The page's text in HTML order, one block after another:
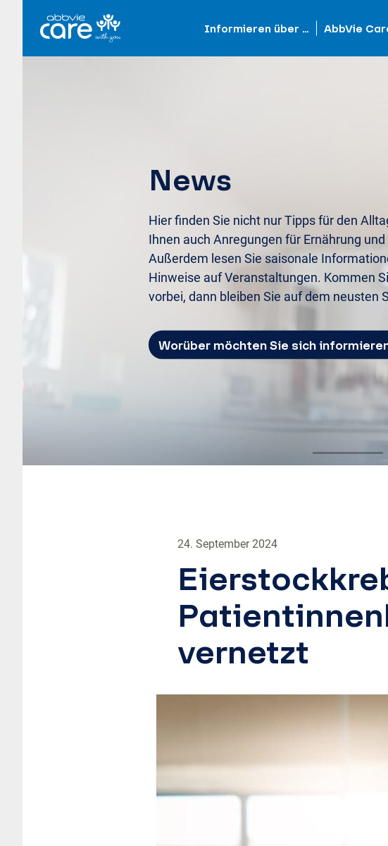
Informieren über … AbbVie
News
Hier finden Sie nicht nur Tipps für den
Ihnen auch Anregungen für Ernährung
Außerdem lesen Sie saisonale
Hinweise auf Veranstaltungen. Kommen
vorbei, dann bleiben Sie auf dem neusten
Worüber möchten Sie sich
24. September 2024
vernetzt